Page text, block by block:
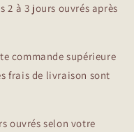
2 à 3 jours ouvrés après
commande supérieure
frais de livraison sont
ouvrés selon votre